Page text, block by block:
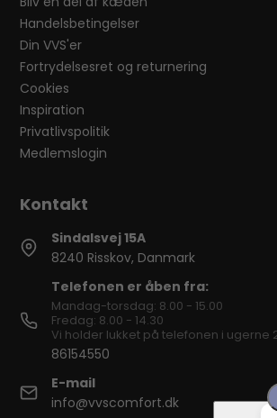
Handelsbetingelser
Din VVS'er
Fortrydelsesret og returnering
Cookies
Inspiration
Privatlivspolitik
Medlemslogin
Sindalsvej 15A
8240 Risskov, Danmark
Telefonen er åben fra:
Mandag-torsdag: 8.00 - 15.00
Fredag: 8.00 - 14.30
Vi holder lukket på telefonen i ugerne
86154550
E-mail
info@vvscomfort.dk